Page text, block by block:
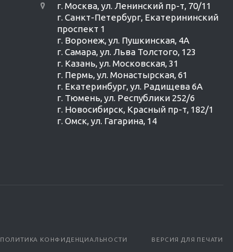
г. Москва, ул. Ленинский пр-т, 70/11
г. Санкт-Петербург, Екатерининский
проспект 1
г. Воронеж, ул. Пушкинская, 4А
г. Самара, ул. Льва Толстого, 123
г. Казань, ул. Московская, 31
г. Пермь, ул. Монастырская, 61
г. Екатеринбург, ул. Радищева 6А
г. Тюмень, ул. Республики 252/6
г. Новосибирск, Красный пр-т, 182/1
г. Омск, ул. ​Гагарина, 14
ВЕРСИЯ ДЛЯ ПЕЧАТИ
ПОЛИТИКА КОНФИДЕНЦИАЛЬНОСТИ